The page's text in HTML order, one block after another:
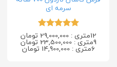
سرمه ای
امتیاز5از
5
12متری : 29,000,000 تومان
9متری : 23,500,000 تومان
6متری : 14,900,000 تومان